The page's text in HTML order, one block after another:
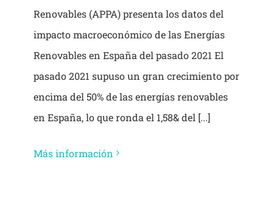
Renovables (APPA) presenta los datos del
impacto macroeconómico de las Energías
Renovables en España del pasado 2021 El
pasado 2021 supuso un gran crecimiento por
encima del 50% de las energías renovables
en España, lo que ronda el 1,58& del [...]
Más información